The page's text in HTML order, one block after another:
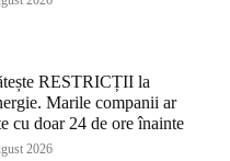
RESTRICȚII la
Marile companii ar
cu doar 24 de ore înainte
2026